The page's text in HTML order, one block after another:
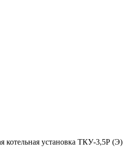
котельная установка ТКУ-3,5Р (Э)